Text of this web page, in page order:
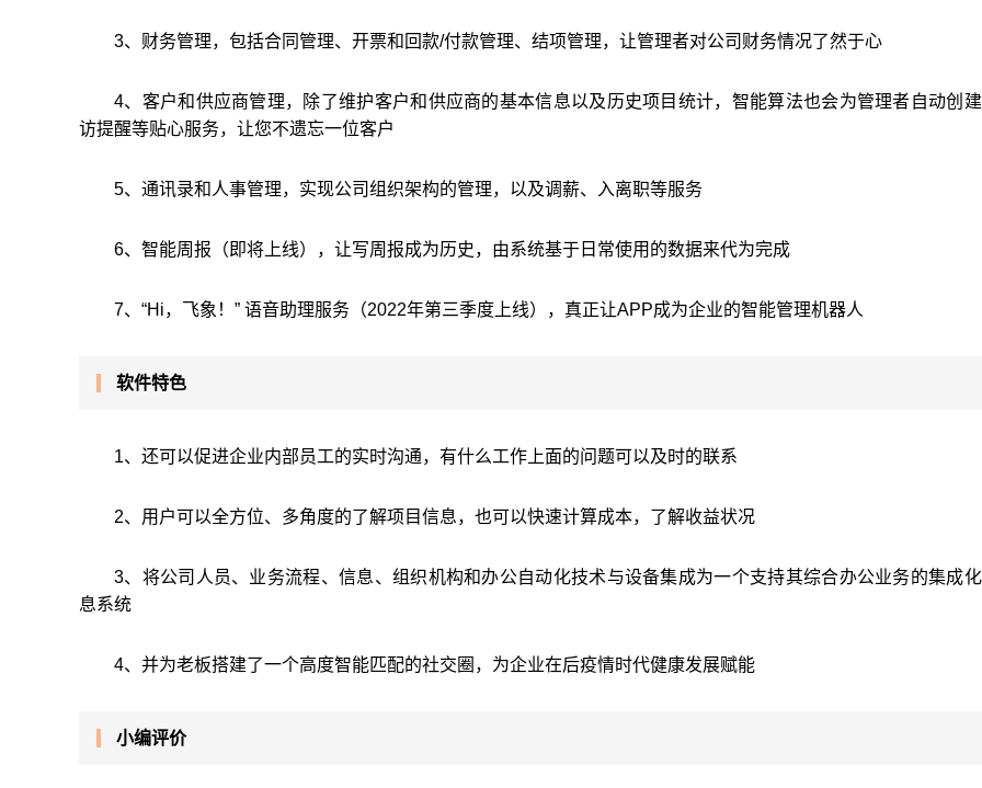
3、财务管理，包括合同管理、开票和回款/付款管理、结项管理，让管理者对公司财务情况了然于心
4、客户和供应商管理，除了维护客户和供应商的基本信息以及历史项目统计，智能算法也会为管理者自动创
访提醒等贴心服务，让您不遗忘一位客户
5、通讯录和人事管理，实现公司组织架构的管理，以及调薪、入离职等服务
6、智能周报（即将上线），让写周报成为历史，由系统基于日常使用的数据来代为完成
7、“Hi，飞象！” 语音助理服务（2022年第三季度上线），真正让APP成为企业的智能管理机器人
软件特色
1、还可以促进企业内部员工的实时沟通，有什么工作上面的问题可以及时的联系
2、用户可以全方位、多角度的了解项目信息，也可以快速计算成本，了解收益状况
3、将公司人员、业务流程、信息、组织机构和办公自动化技术与设备集成为一个支持其综合办公业务的集成
息系统
4、并为老板搭建了一个高度智能匹配的社交圈，为企业在后疫情时代健康发展赋能
小编评价